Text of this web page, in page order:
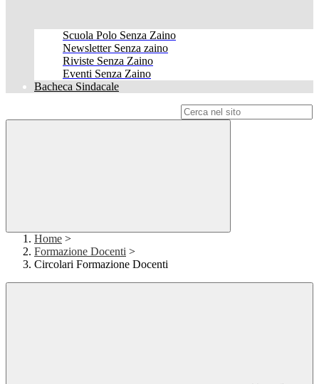
Scuola Polo Senza Zaino
Newsletter Senza zaino
Riviste Senza Zaino
Eventi Senza Zaino
Bacheca Sindacale
Home >
Formazione Docenti >
Circolari Formazione Docenti